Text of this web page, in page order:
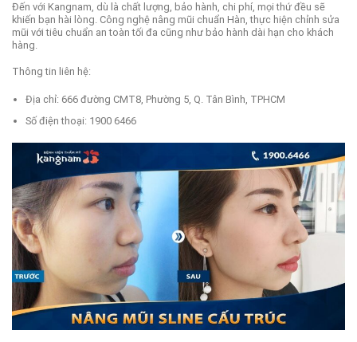
Đến với Kangnam, dù là chất lượng, bảo hành, chi phí, mọi thứ đều sẽ
khiến bạn hài lòng. Công nghệ nâng mũi chuẩn Hàn, thực hiện chỉnh sửa
mũi với tiêu chuẩn an toàn tối đa cũng như bảo hành dài hạn cho khách
hàng.
Thông tin liên hệ:
Địa chỉ: 666 đường CMT8, Phường 5, Q. Tân Bình, TPHCM
Số điện thoại: 1900 6466